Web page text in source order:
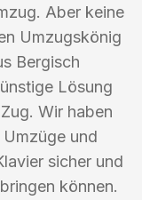
Aber keine
Umzugskönig
Bergisch
Lösung
Wir haben
und
sicher und
können.